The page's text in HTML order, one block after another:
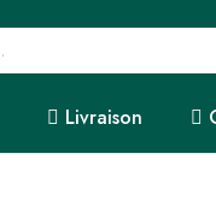
Livraison